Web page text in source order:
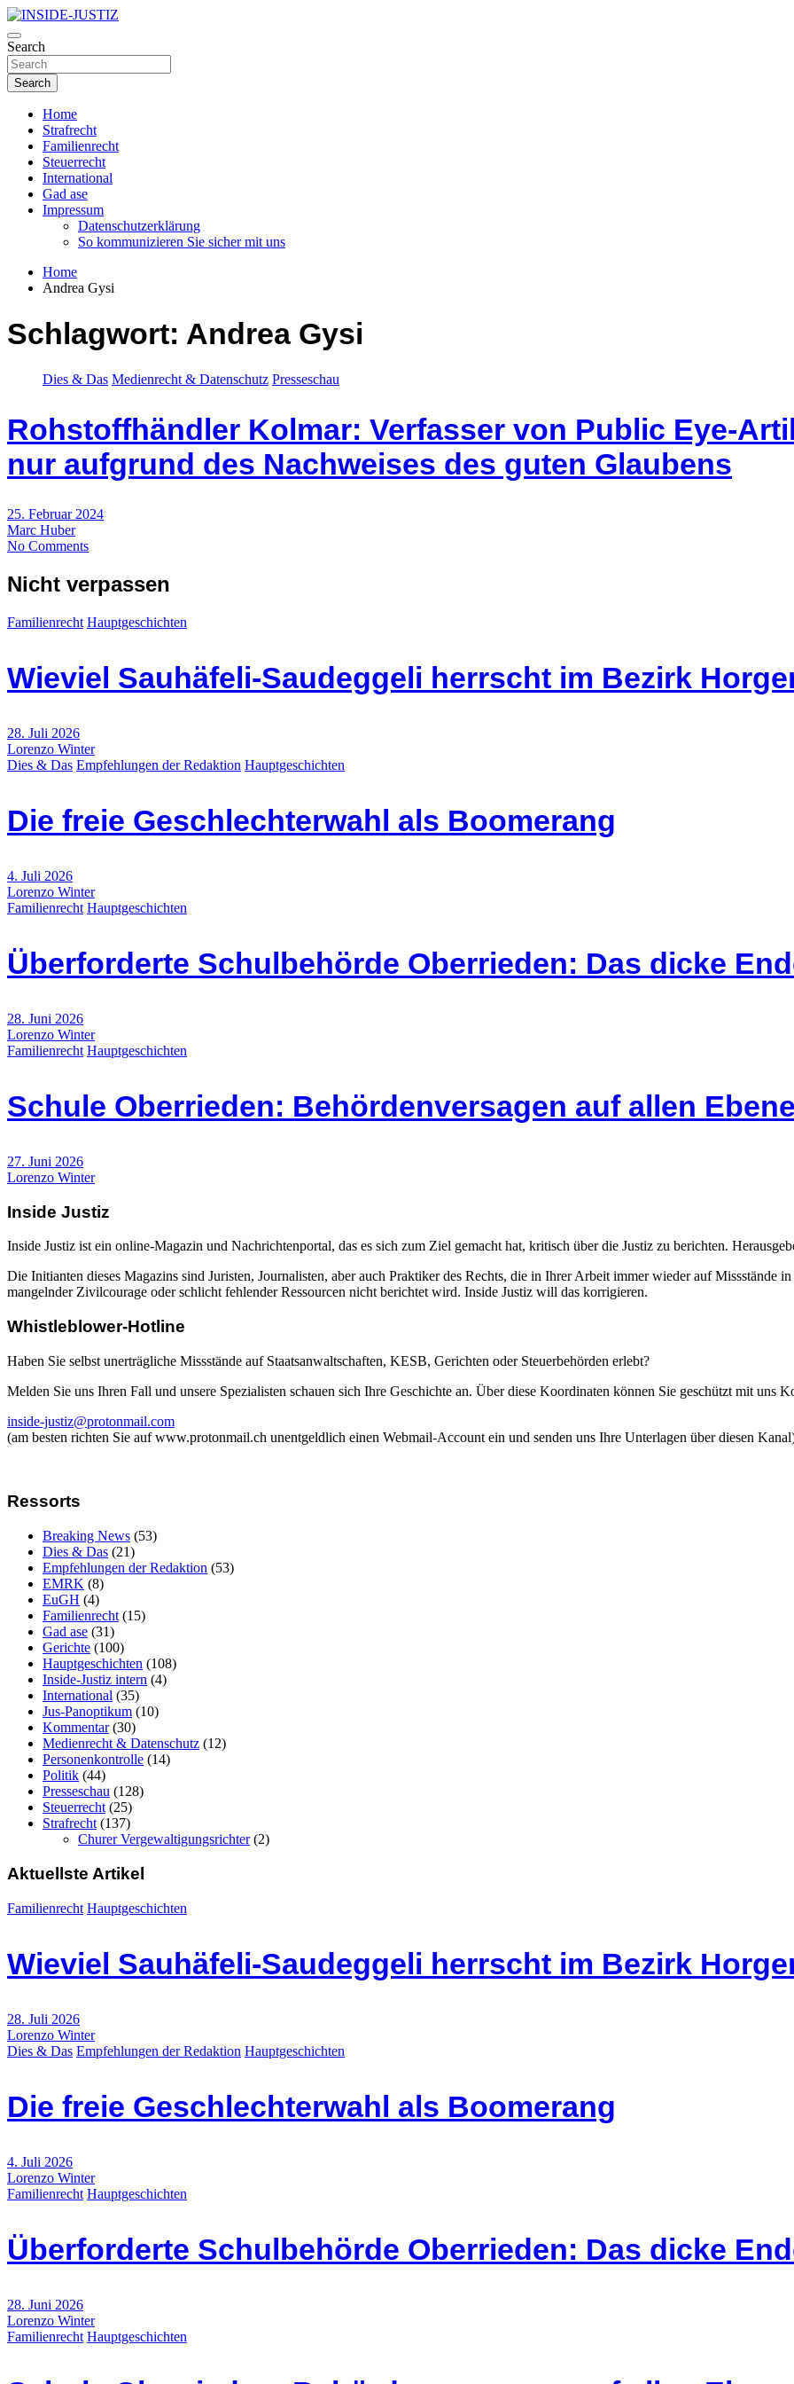
Skip
to
content
INSIDE-JUSTIZ
Investigativer Journalismus zur Dritten Gewalt
Search
Search
Home
Strafrecht
Familienrecht
Steuerrecht
International
Gad ase
Impressum
Datenschutzerklärung
So kommunizieren Sie sicher mit uns
Home
Andrea Gysi
Schlagwort: Andrea Gysi
Dies & Das Medienrecht & Datenschutz Presseschau
Rohstoffhändler Kolmar: Verfasser von Public Eye-
nur aufgrund des Nachweises des guten Glaubens
25. Februar 2024
Marc Huber
No Comments
Nicht verpassen
Familienrecht Hauptgeschichten
Wieviel Sauhäfeli-Saudeggeli herrscht im Bezirk
28. Juli 2026
Lorenzo Winter
Dies & Das Empfehlungen der Redaktion Hauptgeschichten
Die freie Geschlechterwahl als Boomerang
4. Juli 2026
Lorenzo Winter
Familienrecht Hauptgeschichten
Überforderte Schulbehörde Oberrieden: Das dicke
28. Juni 2026
Lorenzo Winter
Familienrecht Hauptgeschichten
Schule Oberrieden: Behördenversagen auf allen
27. Juni 2026
Lorenzo Winter
Inside Justiz
Inside Justiz ist ein online-Magazin und Nachrichtenportal, das es sich zum Ziel gemacht hat, kritisch über die Justiz zu berichten.
Die Initianten dieses Magazins sind Juristen, Journalisten, aber auch Praktiker des Rechts, die in Ihrer Arbeit immer wieder auf Missstände
mangelnder Zivilcourage oder schlicht fehlender Ressourcen nicht berichtet wird. Inside Justiz will das korrigieren.
Whistleblower-Hotline
Haben Sie selbst unerträgliche Missstände auf Staatsanwaltschaften, KESB, Gerichten oder Steuerbehörden erlebt?
Melden Sie uns Ihren Fall und unsere Spezialisten schauen sich Ihre Geschichte an. Über diese Koordinaten können Sie geschützt mit uns
inside-justiz@protonmail.com
(am besten richten Sie auf www.protonmail.ch unentgeldlich einen Webmail-Account ein und senden uns Ihre Unterlagen über diesen
Ressorts
Breaking News (53)
Dies & Das (21)
Empfehlungen der Redaktion (53)
EMRK (8)
EuGH (4)
Familienrecht (15)
Gad ase (31)
Gerichte (100)
Hauptgeschichten (108)
Inside-Justiz intern (4)
International (35)
Jus-Panoptikum (10)
Kommentar(30)
Medienrecht & Datenschutz (12)
Personenkontrolle (14)
Politik (44)
Presseschau (128)
Steuerrecht (25)
Strafrecht (137)
Churer Vergewaltigungsrichter(2)
Aktuellste Artikel
Familienrecht Hauptgeschichten
Wieviel Sauhäfeli-Saudeggeli herrscht im Bezirk
28. Juli 2026
Lorenzo Winter
Dies & Das Empfehlungen der Redaktion Hauptgeschichten
Die freie Geschlechterwahl als Boomerang
4. Juli 2026
Lorenzo Winter
Familienrecht Hauptgeschichten
Überforderte Schulbehörde Oberrieden: Das dicke
28. Juni 2026
Lorenzo Winter
Familienrecht Hauptgeschichten